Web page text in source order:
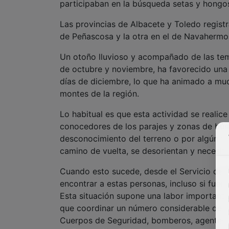
participaban en la búsqueda setas y
Las provincias de Albacete y Toledo
de Peñascosa y la otra en el de
Un otoño lluvioso y acompañado de las
de octubre y noviembre, ha favorecido
días de diciembre, lo que ha animado a
montes de la región.
Lo habitual es que esta actividad se
conocedores de los parajes y zonas de
desconocimiento del terreno o por algún
camino de vuelta, se desorientan y
Cuando esto sucede, desde el Servicio de
encontrar a estas personas, incluso si
Esta situación supone una labor
que coordinar un número considerable de
Cuerpos de Seguridad, bomberos,